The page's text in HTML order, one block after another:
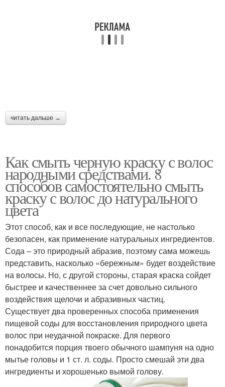
читать дальше →
Как смыть черную краску с волос
народными средствами. 8
способов самостоятельно смыть
краску с волос до натурального
цвета
Этот способ, как и все последующие, не настолько
безопасен, как применение натуральных ингредиентов.
Сода – это природный абразив, поэтому сама можешь
представить, насколько «бережным» будет воздействие
на волосы. Но, с другой стороны, старая краска сойдет
быстрее и качественнее за счет довольно сильного
воздействия щелочи и абразивных частиц.
Существует два проверенных способа применения
пищевой соды для восстановления природного цвета
волос при неудачной покраске. Для первого
понадобится порция твоего обычного шампуня на одно
мытье головы и 1 ст. л. соды. Просто смешай эти два
ингредиенты и хорошенько вымой голову.